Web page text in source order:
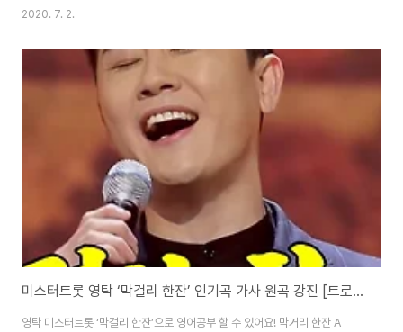
네요 / My heart beats on 어쩌다 이렇게 멋진 / How did I happen to 그
도 난 / No matter how much I think about it 행운의 남자인가 봐 / I am
such a lucky man 난 이제 하루하루가 / Now my everyday 그대 있어 너
무 행복해 / Is so happy..
2020. 7. 2.
미스터트롯 영탁 ‘막걸리 한잔’ 인기곡 가사 원곡 강진 [트로트 영어로]
영탁 미스터트롯 ‘막걸리 한잔’으로 영어공부 할 수 있어요! 막거리 한잔 A